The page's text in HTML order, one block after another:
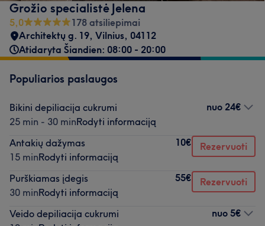
Grožio specialistė Jelena
5,0
178 atsiliepimai
Architektų g. 19, Vilnius, 04112
Atidaryta Šiandien: 08:00 - 20:00
Populiarios paslaugos
Bikini depiliacija cukrumi
25 min - 30 minRodyti informaciją
nuo 24€
Antakių dažymas
15 minRodyti informaciją
10€ Rezervuoti
Purškiamas įdegis
30 minRodyti informaciją
55€ Rezervuoti
Veido depiliacija cukrumi
nuo 5€